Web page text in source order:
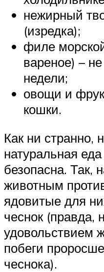
нежирный
(изредка);
филе
вареное) –
недели;
овощи и
кошки.
Как ни странно,
натуральная
безопасна. Так,
животным
ядовитые для
чеснок (правда,
удовольствием
побеги
чеснока).